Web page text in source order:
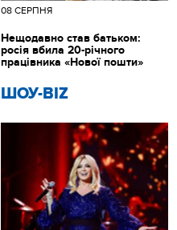
ШОУ-BIZ
08 СЕРПНЯ
Нещодавно став батьком:
росія вбила 20-річного
працівника «Нової пошти»